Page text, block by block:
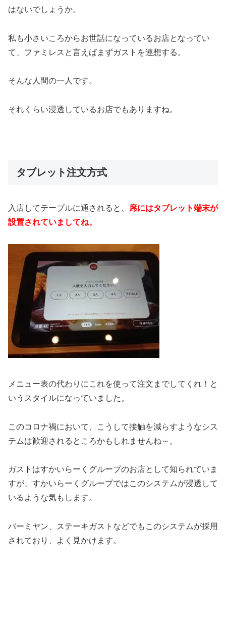
はないでしょうか。
私も小さいころからお世話になっているお店となってい
て、ファミレスと言えばまずガストを連想する。
そんな人間の一人です。
それくらい浸透しているお店でもありますね。
タブレット注文方式
入店してテーブルに通されると、
席にはタブレット端末が
設置されていましてね。
メニュー表の代わりにこれを使って注文までしてくれ！と
いうスタイルになっていました。
このコロナ禍において、こうして接触を減らすようなシス
テムは歓迎されるところかもしれませんね～。
ガストはすかいらーくグループのお店として知られていま
すが、すかいらーくグループではこのシステムが浸透して
いるような気もします。
バーミヤン、ステーキガストなどでもこのシステムが採用
されており、よく見かけます。